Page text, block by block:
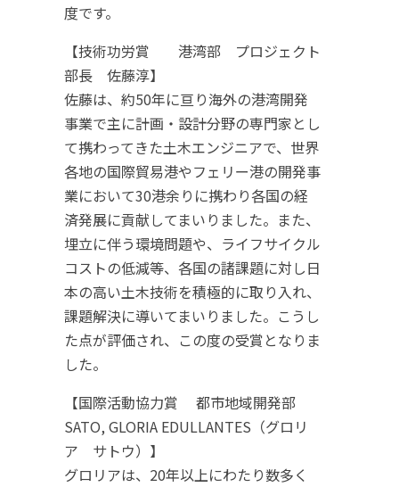
度です。
【技術功労賞 港湾部 プロジェクト
部長 佐藤淳】
佐藤は、約50年に亘り海外の港湾開発
事業で主に計画・設計分野の専門家とし
て携わってきた土木エンジニアで、世界
各地の国際貿易港やフェリー港の開発事
業において30港余りに携わり各国の経
済発展に貢献してまいりました。また、
埋立に伴う環境問題や、ライフサイクル
コストの低減等、各国の諸課題に対し日
本の高い土木技術を積極的に取り入れ、
課題解決に導いてまいりました。こうし
た点が評価され、この度の受賞となりま
した。
【国際活動協力賞 都市地域開発部
SATO, GLORIA EDULLANTES（グロリ
ア サトウ）】
グロリアは、20年以上にわたり数多く